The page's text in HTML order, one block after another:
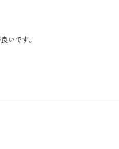
いです。